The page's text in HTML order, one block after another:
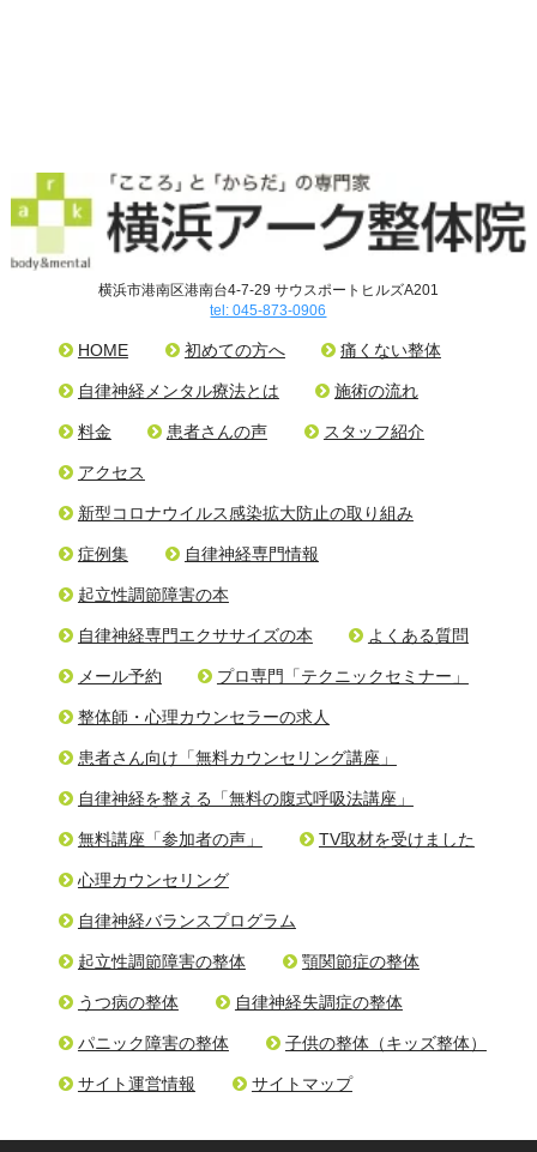
横浜市港南区港南台4-7-29 サウスポートヒルズA201
tel: 045-873-0906
HOME 初めての方へ 痛くない整体
自律神経メンタル療法とは 施術の流れ
料金 患者さんの声 スタッフ紹介
アクセス
新型コロナウイルス感染拡大防止の取り組み
症例集 自律神経専門情報
起立性調節障害の本
自律神経専門エクササイズの本 よくある質問
メール予約 プロ専門「テクニックセミナー」
整体師・心理カウンセラーの求人
患者さん向け「無料カウンセリング講座」
自律神経を整える「無料の腹式呼吸法講座」
無料講座「参加者の声」 TV取材を受けました
心理カウンセリング
自律神経バランスプログラム
起立性調節障害の整体 顎関節症の整体
うつ病の整体 自律神経失調症の整体
パニック障害の整体 子供の整体（キッズ整体）
サイト運営情報 サイトマップ